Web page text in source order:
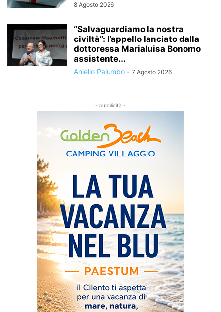
8 Agosto 2026
“Salvaguardiamo la nostra
civiltà”: l’appello lanciato dalla
dottoressa Marialuisa Bonomo
assistente...
Aniello Palumbo - 7 Agosto 2026
- pubblicità -